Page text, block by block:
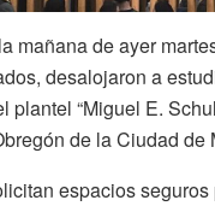
mañana de ayer
desalojaron a
plantel “Miguel E.
de la Ciudad de
espacios seguros